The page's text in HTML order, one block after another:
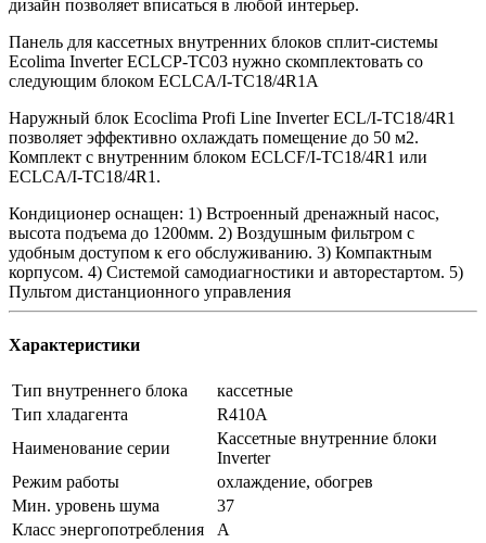
дизайн позволяет вписаться в любой интерьер.
Панель для кассетных внутренних блоков сплит-системы
Ecolima Inverter ECLCP-TC03 нужно скомплектовать со
следующим блоком ECLCA/I-TC18/4R1A
Наружный блок Ecoclima Profi Line Inverter ECL/I-TC18/4R1
позволяет эффективно охлаждать помещение до 50 м2.
Комплект с внутренним блоком ECLCF/I-TC18/4R1 или
ECLCA/I-TC18/4R1.
Кондиционер оснащен: 1) Встроенный дренажный насос,
высота подъема до 1200мм. 2) Воздушным фильтром с
удобным доступом к его обслуживанию. 3) Компактным
корпусом. 4) Системой самодиагностики и авторестартом. 5)
Пультом дистанционного управления
Характеристики
Тип внутреннего блока
кассетные
Тип хладагента
R410A
Наименование серии
Кассетные внутренние блоки
Inverter
Режим работы
охлаждение, обогрев
Мин. уровень шума
37
Класс энергопотребления
A